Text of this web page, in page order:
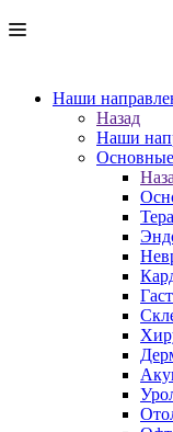
Наши
Назад
Наши